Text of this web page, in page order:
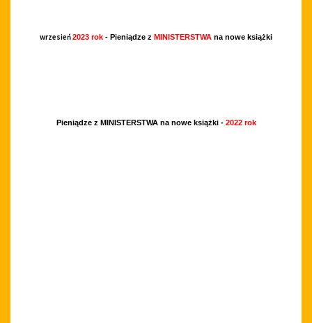
wrzesień2023 rok - Pieniądze z MINISTERSTWA na nowe książki
Pieniądze z MINISTERSTWA na nowe książki - 2022 rok